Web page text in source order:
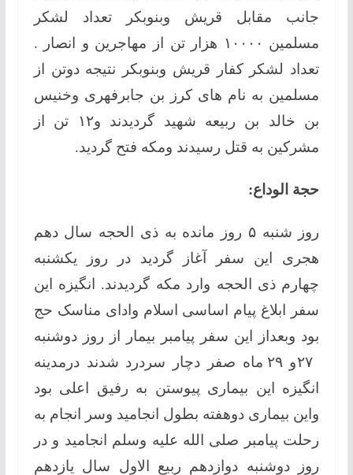
جانب مقابل قريش وبنوبکر تعداد لشکر
مسلمین ۱۰۰۰۰ هزار تن از مهاجرین و انصار .
تعداد لشکر کفار قريش وبنوبکر نتیجه دوتن از
مسلمین به نام های کرز بن جابرفهری وخنیس
بن خالد بن ربیعه شهید گردیدند و۱۲ تن از
مشرکین به قتل رسیدند ومکه فتح گردید.
حجة الوداع:
روز شنبه ۵ روز مانده به ذی الحجه سال دهم
هجری این سفر آغاز گردید در روز یکشنبه
چهارم ذی الحجه وارد مکه گردیدند. انگیزه این
سفر ابلاغ پیام اساسی اسلام وادای مناسک حج
بود وبعداز این سفر پیامبر بیمار از روز دوشنبه
۲۷و ۲۹ ماه صفر دچار سردرد شدند درمدینه
انگیزه این بیماری پیوستن به رفیق اعلی بود
واین بیماری دوهفته بطول انجامید وسر انجام به
رحلت پیامبر صلی الله علیه وسلم انجامید و در
روز دوشنبه دوازدهم ربیع الاول سال یازدهم